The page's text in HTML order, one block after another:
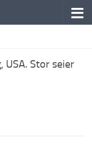
USA. Stor seier